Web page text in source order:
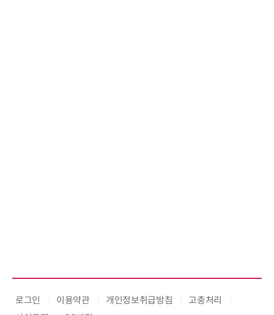
로그인 이용약관 개인정보취급방침
고충처리